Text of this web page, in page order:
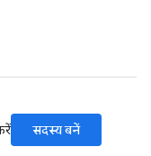
सदस्य बनें